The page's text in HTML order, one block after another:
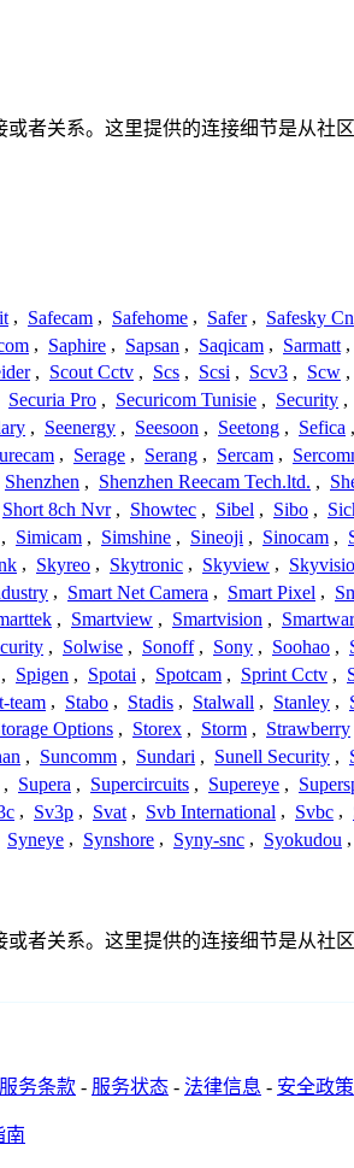
或者关系。这里提供的连接细节是从
, Safecam , Safehome , Safer , Safesky Cn
, Saphire , Sapsan , Saqicam , Sarmatt ,
, Scout Cctv , Scs , Scsi , Scv3 , Scw ,
Securia Pro , Securicom Tunisie , Security ,
, Seenergy , Seesoon , Seetong , Sefica ,
, Serage , Serang , Sercam ,
Shenzhen , Shenzhen Reecam Tech.ltd. ,
Short 8ch Nvr , Showtec , Sibel , Sibo ,
, Simicam , Simshine , Sineoji , Sinocam ,
, Skyreo , Skytronic , Skyview ,
, Smart Net Camera , Smart Pixel ,
, Smartview , Smartvision ,
, Solwise , Sonoff , Sony , Soohao ,
, Spigen , Spotai , Spotcam , Sprint Cctv ,
team , Stabo , Stadis , Stalwall , Stanley ,
Options , Storex , Storm , Strawberry
, Suncomm , Sundari , Sunell Security ,
, Supera , Supercircuits , Supereye ,
, Sv3p , Svat , Svb International , Svbc ,
Syneye , Synshore , Syny-snc , Syokudou ,
或者关系。这里提供的连接细节是从
服务条款 - 服务状态 - 法律信息 - 安全政策
南